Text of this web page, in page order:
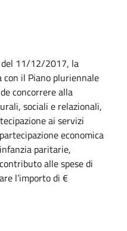
del 11/12/2017, la
con il Piano pluriennale
concorrere alla
sociali e relazionali,
ai servizi
economica
paritarie,
alle spese di
l’importo di €